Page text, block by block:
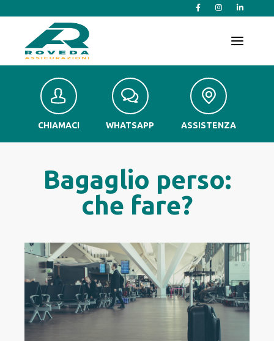
T
v
g
CHIAMACI WHATSAPP ASSISTENZA
Bagaglio perso:
che fare?